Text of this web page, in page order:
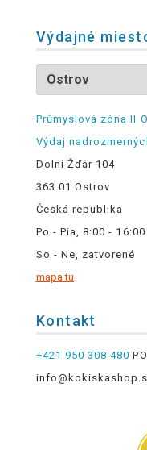
Výdajné
Průmyslová zóna II
Výdaj
Dolní Žďár 104
363 01 Ostrov
Česká republika
Po - Pia, 8:00 - 16:00
So - Ne, zatvorené
mapa tu
Kontakt
+421 950 308 480